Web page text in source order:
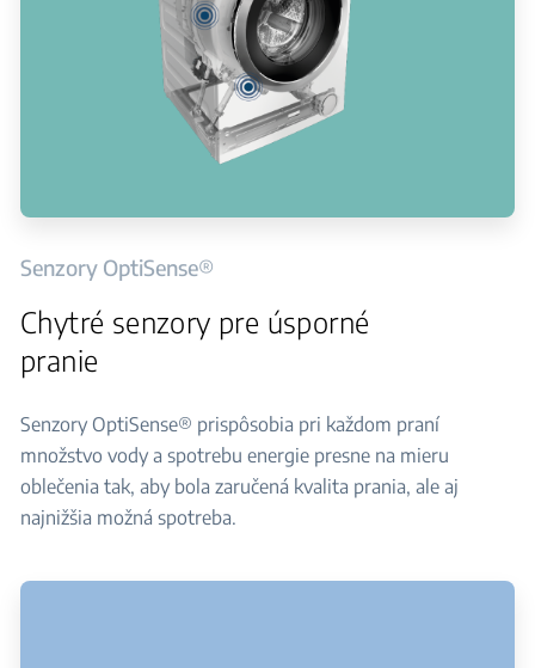
Senzory OptiSense®
Chytré senzory pre úsporné
pranie
Senzory OptiSense® prispôsobia pri každom praní
množstvo vody a spotrebu energie presne na mieru
oblečenia tak, aby bola zaručená kvalita prania, ale aj
najnižšia možná spotreba.